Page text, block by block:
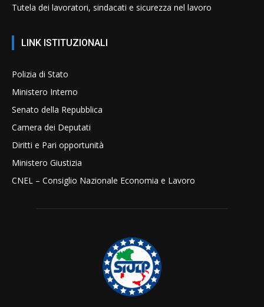
Tutela dei lavoratori, sindacati e sicurezza nel lavoro
LINK ISTITUZIONALI
Polizia di Stato
Ministero Interno
Senato della Repubblica
Camera dei Deputati
Diritti e Pari opportunità
Ministero Giustizia
CNEL – Consiglio Nazionale Economia e Lavoro